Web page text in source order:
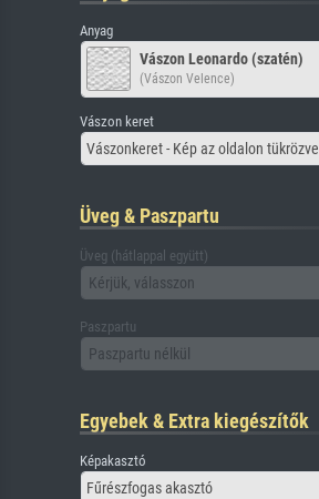
Anyag
Vászon Leonardo (szatén)
(Vászon Velence)
Vászon keret
Vászonkeret - Kép az oldalon tükrözve
Üveg & Paszpartu
Üveg (hátlappal együtt)
Kérjük, válasszon
Paszpartu
Paszpartu nélkül
Egyebek & Extra kiegészítők
Képakasztó
Fűrészfogas akasztó